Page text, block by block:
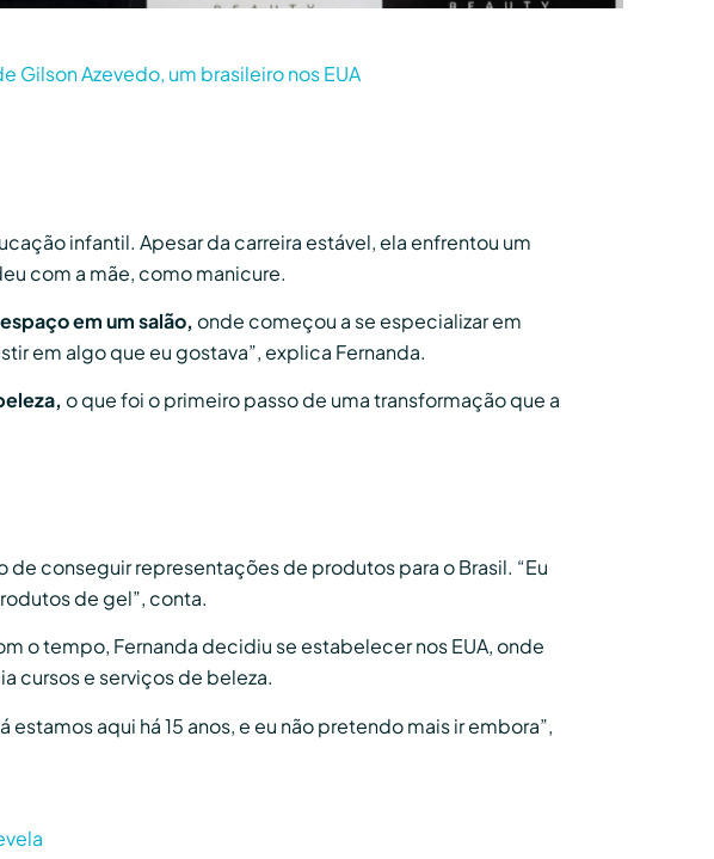
Azevedo, um brasileiro nos EUA
infantil. Apesar da carreira estável, ela enfrentou um
com a mãe, como manicure.
em um salão, onde começou a se especializar em
em algo que eu gostava”, explica Fernanda.
o que foi o primeiro passo de uma transformação que a
de conseguir representações de produtos para o Brasil. “Eu
de gel”, conta.
o tempo, Fernanda decidiu se estabelecer nos EUA, onde
cursos e serviços de beleza.
aqui há 15 anos, e eu não pretendo mais ir embora”,